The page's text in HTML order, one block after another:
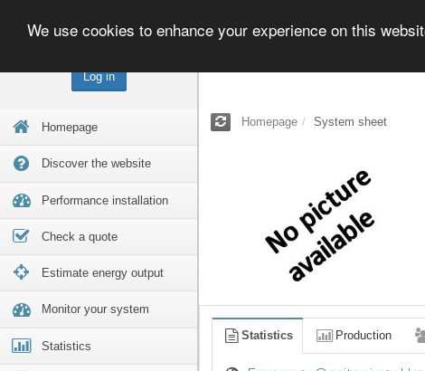
Log in
Homepage
Discover the website
Performance installation
Check a quote
Estimate energy output
Monitor your system
Statistics
We use cookies to enhance your experience on this
Homepage System sheet
Statistics Production